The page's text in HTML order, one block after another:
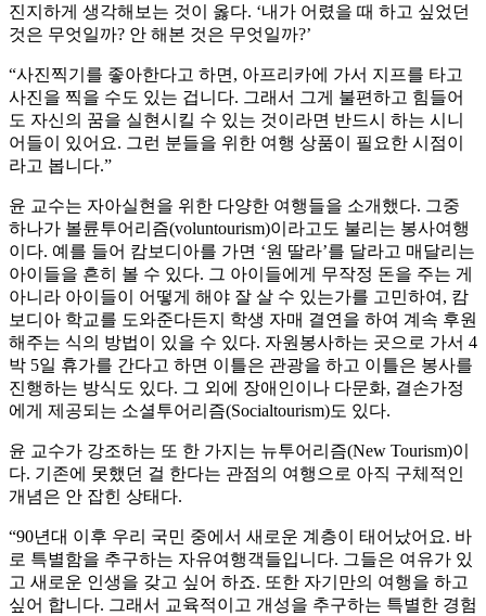
진지하게 생각해보는 것이 옳다. ‘내가 어렸을 때 하고 싶었던
것은 무엇일까? 안 해본 것은 무엇일까?’
“사진찍기를 좋아한다고 하면, 아프리카에 가서 지프를 타고
사진을 찍을 수도 있는 겁니다. 그래서 그게 불편하고 힘들어
도 자신의 꿈을 실현시킬 수 있는 것이라면 반드시 하는 시니
어들이 있어요. 그런 분들을 위한 여행 상품이 필요한 시점이
라고 봅니다.”
윤 교수는 자아실현을 위한 다양한 여행들을 소개했다. 그중
하나가 볼륜투어리즘(voluntourism)이라고도 불리는 봉사여행
이다. 예를 들어 캄보디아를 가면 ‘원 딸라’를 달라고 매달리는
아이들을 흔히 볼 수 있다. 그 아이들에게 무작정 돈을 주는 게
아니라 아이들이 어떻게 해야 잘 살 수 있는가를 고민하여, 캄
보디아 학교를 도와준다든지 학생 자매 결연을 하여 계속 후원
해주는 식의 방법이 있을 수 있다. 자원봉사하는 곳으로 가서 4
박 5일 휴가를 간다고 하면 이틀은 관광을 하고 이틀은 봉사를
진행하는 방식도 있다. 그 외에 장애인이나 다문화, 결손가정
에게 제공되는 소셜투어리즘(Socialtourism)도 있다.
윤 교수가 강조하는 또 한 가지는 뉴투어리즘(New Tourism)이
다. 기존에 못했던 걸 한다는 관점의 여행으로 아직 구체적인
개념은 안 잡힌 상태다.
“90년대 이후 우리 국민 중에서 새로운 계층이 태어났어요. 바
로 특별함을 추구하는 자유여행객들입니다. 그들은 여유가 있
고 새로운 인생을 갖고 싶어 하죠. 또한 자기만의 여행을 하고
싶어 합니다. 그래서 교육적이고 개성을 추구하는 특별한 경험